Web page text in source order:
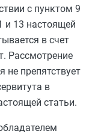
с пунктом 9
и 13 настоящей
в счет
Рассмотрение
не препятствует
в
статьи.